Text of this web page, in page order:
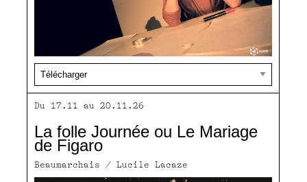
Du 17.11 au 20.11.26
La folle Journée ou Le Mariage
de Figaro
Beaumarchais / Lucile Lacaze